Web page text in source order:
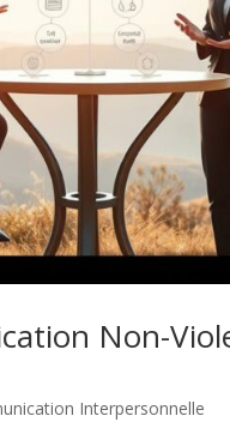
Non-
Interpersonnelle